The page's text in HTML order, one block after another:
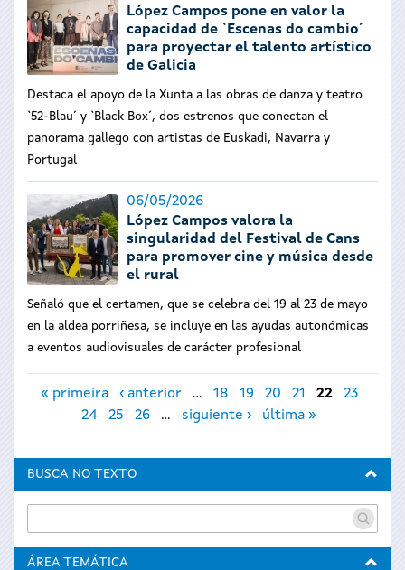
López Campos pone en valor la
capacidad de `Escenas do cambio´
para proyectar el talento artístico
de Galicia
Destaca el apoyo de la Xunta a las obras de danza y teatro
`52-Blau´ y `Black Box´, dos estrenos que conectan el
panorama gallego con artistas de Euskadi, Navarra y
Portugal
06/05/2026
López Campos valora la
singularidad del Festival de Cans
para promover cine y música desde
el rural
Señaló que el certamen, que se celebra del 19 al 23 de mayo
en la aldea porriñesa, se incluye en las ayudas autonómicas
a eventos audiovisuales de carácter profesional
Páginas
« primeira ‹ anterior … 18 19 20 21 22
23
24
25 26 … siguiente › última »
BUSCA NO TEXTO
ÁREA TEMÁTICA